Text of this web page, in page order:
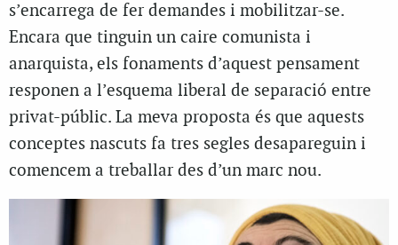
s’encarrega de fer demandes i mobilitzar-se.
Encara que tinguin un caire comunista i
anarquista, els fonaments d’aquest pensament
responen a l’esquema liberal de separació entre
privat-públic. La meva proposta és que aquests
conceptes nascuts fa tres segles desapareguin i
comencem a treballar des d’un marc nou.